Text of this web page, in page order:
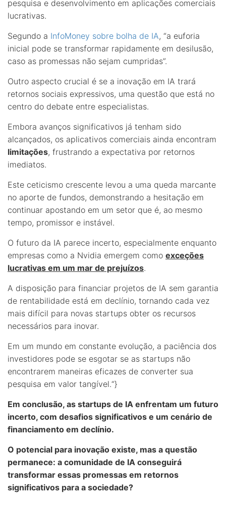
pesquisa e desenvolvimento em aplicações comerciais
lucrativas.
Segundo a InfoMoney sobre bolha de IA, “a euforia
inicial pode se transformar rapidamente em desilusão,
caso as promessas não sejam cumpridas”.
Outro aspecto crucial é se a inovação em IA trará
retornos sociais expressivos, uma questão que está no
centro do debate entre especialistas.
Embora avanços significativos já tenham sido
alcançados, os aplicativos comerciais ainda encontram
limitações, frustrando a expectativa por retornos
imediatos.
Este ceticismo crescente levou a uma queda marcante
no aporte de fundos, demonstrando a hesitação em
continuar apostando em um setor que é, ao mesmo
tempo, promissor e instável.
O futuro da IA parece incerto, especialmente enquanto
empresas como a Nvidia emergem como exceções
lucrativas em um mar de prejuízos.
A disposição para financiar projetos de IA sem garantia
de rentabilidade está em declínio, tornando cada vez
mais difícil para novas startups obter os recursos
necessários para inovar.
Em um mundo em constante evolução, a paciência dos
investidores pode se esgotar se as startups não
encontrarem maneiras eficazes de converter sua
pesquisa em valor tangível.“}
Em conclusão, as startups de IA enfrentam um futuro
incerto, com desafios significativos e um cenário de
financiamento em declínio.
O potencial para inovação existe, mas a questão
permanece: a comunidade de IA conseguirá
transformar essas promessas em retornos
significativos para a sociedade?